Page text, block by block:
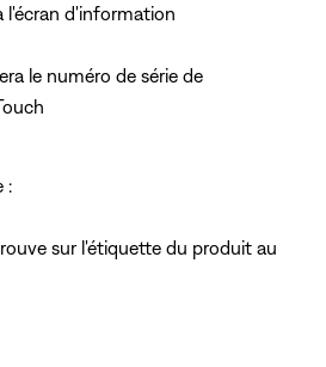
l'écran d'information
le numéro de série de
:
sur l'étiquette du produit au